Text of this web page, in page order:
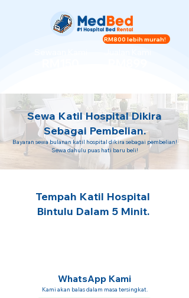
RM800 lebih murah!
Sewa Katil Hospital Dikira
Sebagai Pembelian.
Bayaran sewa bulanan katil hospital dikira sebagai pembelian!
Sewa dahulu puas hati baru beli!
Tempah Katil Hospital
Bintulu Dalam 5 Minit.
WhatsApp Kami
Kami akan balas dalam masa tersingkat.